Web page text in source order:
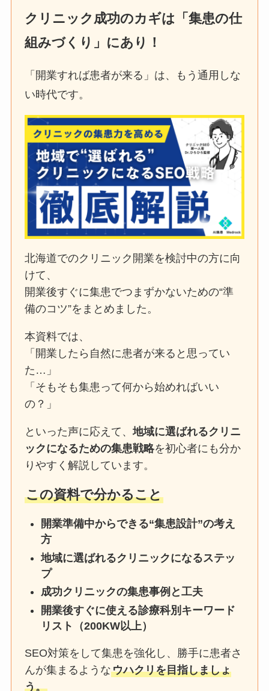
クリニック成功のカギは「集患の仕
組みづくり」にあり！
「開業すれば患者が来る」は、もう通用しな
い時代です。
北海道でのクリニック開業を検討中の方に向
けて、
開業後すぐに集患でつまずかないための“準
備のコツ”をまとめました。
本資料では、
「開業したら自然に患者が来ると思ってい
た…」
「そもそも集患って何から始めればいい
の？」
といった声に応えて、地域に選ばれるクリニ
ックになるための集患戦略を初心者にも分か
りやすく解説しています。
この資料で分かること
開業準備中からできる“集患設計”の考え
方
地域に選ばれるクリニックになるステッ
プ
成功クリニックの集患事例と工夫
開業後すぐに使える診療科別キーワード
リスト（200KW以上）
SEO対策をして集患を強化し、勝手に患者さ
んが集まるようなウハクリを目指しましょ
う。